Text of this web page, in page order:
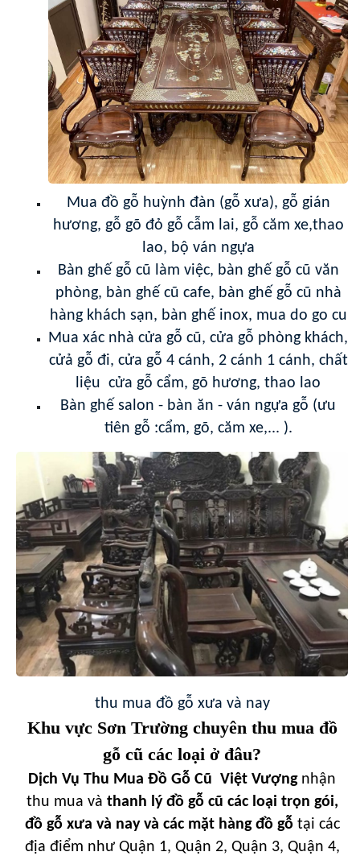
Mua đồ gỗ huỳnh đàn (gỗ xưa), gỗ gián
hương, gỗ gõ đỏ gỗ cẫm lai, gỗ căm xe,thao
lao, bộ ván ngựa
Bàn ghế gỗ cũ làm việc, bàn ghế gỗ cũ văn
phòng, bàn ghế cũ cafe, bàn ghế gỗ cũ nhà
hàng khách sạn, bàn ghế inox, mua do go cu
Mua xác nhà cửa gỗ cũ, cửa gỗ phòng khách,
cửả gỗ đi, cửa gỗ 4 cánh, 2 cánh 1 cánh, chất
liệu cửa gỗ cẩm, gõ hương, thao lao
Bàn ghế salon - bàn ăn - ván ngựa gỗ (ưu
tiên gỗ :cẩm, gõ, căm xe,... ).
thu mua đồ gỗ xưa và nay
Khu vực Sơn Trường chuyên thu mua đồ
gỗ cũ các loại ở đâu?
Dịch Vụ Thu Mua Đồ Gỗ Cũ Việt Vượng nhận
thu mua và thanh lý đồ gỗ cũ các loại trọn gói,
đồ gỗ xưa và nay và các mặt hàng đồ gỗ tại các
địa điểm như Quận 1, Quận 2, Quận 3, Quận 4,